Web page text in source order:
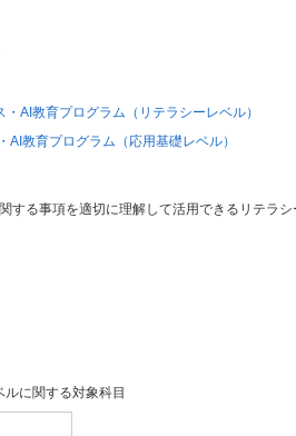
AI教育プログラム（リテラシーレベル）
教育プログラム（応用基礎レベル）
する事項を適切に理解して活用できるリテラシ
に関する対象科目